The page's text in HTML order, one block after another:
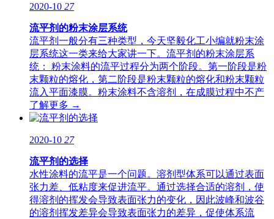
2020-10 27
流平剂的粉末涂层系统
流平剂一般分有三种类型，今天坚毅化工小编就粉末涂
层系统这一类来给大家讲一下。流平剂的粉末涂层系
统： 粉末涂料的流平过程分为两个阶段。第一阶段是粉
末颗粒的熔化，第二阶段是粉末颗粒的熔化和粉末颗粒
流入平面漆膜。粉末涂料不含溶剂，在成膜过程中不产
了解更多 →
2020-10 27
流平剂的选择
水性涂料的流平是一个问题。溶剂型体系可以通过表面
张力差、低粘度来促进流平。通过选择合适的溶剂，使
得溶剂的挥发会导致表面张力的变化，因此波峰和波谷
的溶剂挥发差异会导致表面张力的差异，促使体系流